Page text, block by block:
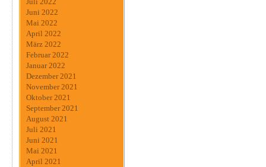
Juni 2022
Mai 2022
April 2022
März 2022
Februar 2022
Januar 2022
Dezember 2021
November 2021
Oktober 2021
September 2021
August 2021
Juli 2021
Juni 2021
Mai 2021
April 2021